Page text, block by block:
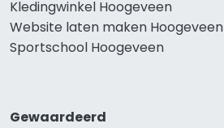
Kledingwinkel Hoogeveen
Website laten maken Hoogeveen
Sportschool Hoogeveen
Gewaardeerd